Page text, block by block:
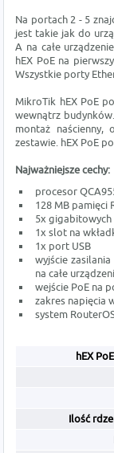
Na portach 2 - 5
jest takie jak do
A na całe
hEX PoE na
Wszystkie porty
MikroTik hEX PoE
wewnątrz
montaż naścienny,
zestawie. hEX PoE
Najważniejsze cechy:
procesor
128 MB pamięci
5x
1x slot na
1x port USB
wyjście
na całe
wejście PoE na
zakres napięcia
system
hEX
Ilość